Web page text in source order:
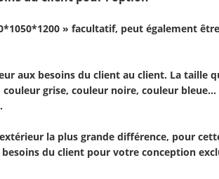
» facultatif, peut également
aux besoins du client au client. La taille
grise, couleur noire, couleur
la plus grande différence, pour
du client pour votre conception